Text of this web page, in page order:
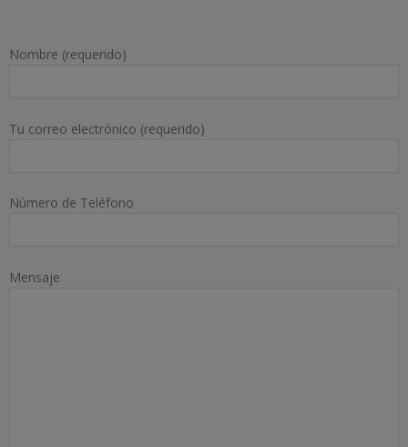
Nombre (requerido)
Tu correo electrónico (requerido)
Número de Teléfono
Mensaje